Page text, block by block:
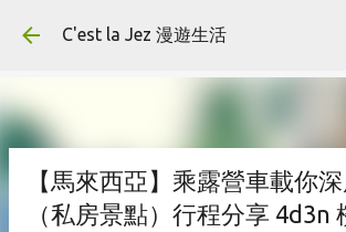
Skip to main content
C'est la Jez 漫遊生活
【馬來西亞】乘露營車載你
（私房景點）行程分享 4d3n